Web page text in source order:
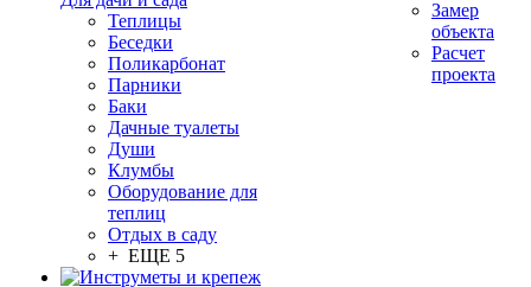
Теплицы
Беседки
Поликарбонат
Парники
Баки
Дачные туалеты
Души
Клумбы
Оборудование для
теплиц
Отдых в саду
+ ЕЩЕ 5
Замер
объекта
Расчет
проекта